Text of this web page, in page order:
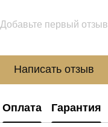
Добавьте первый отзыв
Написать отзыв
Оплата Гарантия